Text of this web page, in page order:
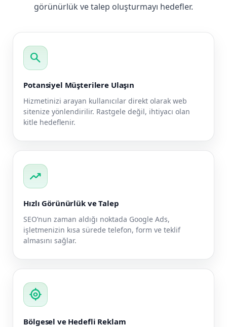
görünürlük ve talep oluşturmayı hedefler.
search
Potansiyel Müşterilere Ulaşın
Hizmetinizi arayan kullanıcılar direkt olarak web
sitenize yönlendirilir. Rastgele değil, ihtiyacı olan
kitle hedeflenir.
trending_up
Hızlı Görünürlük ve Talep
SEO’nun zaman aldığı noktada Google Ads,
işletmenizin kısa sürede telefon, form ve teklif
almasını sağlar.
my_location
Bölgesel ve Hedefli Reklam